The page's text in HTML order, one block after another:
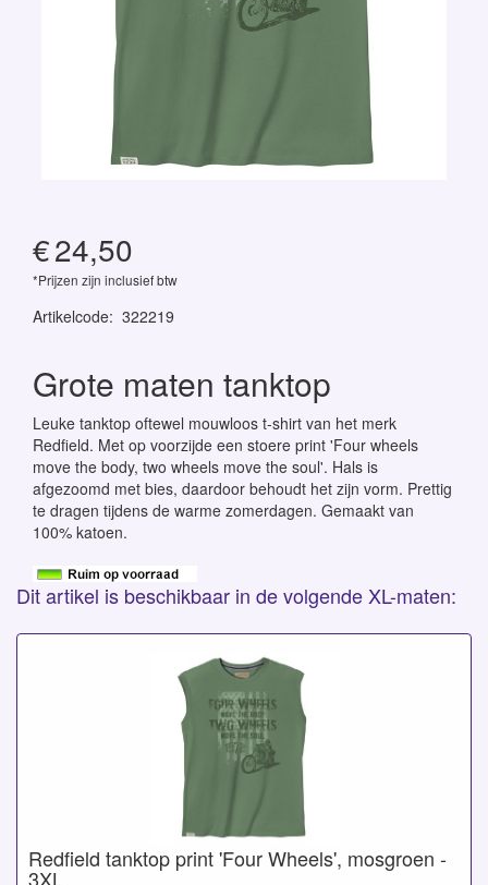
€24,50
*Prijzen zijn inclusief btw
Artikelcode: 322219
Grote maten tanktop
Leuke tanktop oftewel mouwloos t-shirt van het merk
Redfield. Met op voorzijde een stoere print 'Four wheels
move the body, two wheels move the soul'. Hals is
afgezoomd met bies, daardoor behoudt het zijn vorm. Prettig
te dragen tijdens de warme zomerdagen. Gemaakt van
100% katoen.
Dit artikel is beschikbaar in de volgende XL-maten:
Redfield tanktop print 'Four Wheels', mosgroen -
3XL